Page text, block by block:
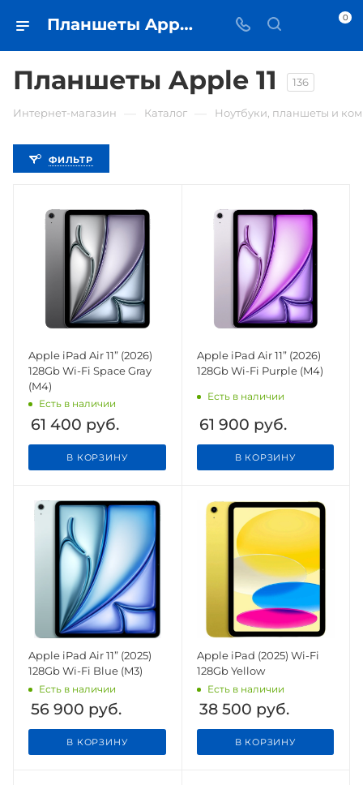
Планшеты Apple 11 - купить планшет в Самаре - iЧехол 0
Планшеты Apple 11 136
Интернет-магазин Каталог Ноутбуки, планшеты и
ФИЛЬТР
Apple iPad Air 11” (2026)
128Gb Wi-Fi Space Gray
(M4)
Есть в наличии
61 400 руб.
В КОРЗИНУ
Apple iPad Air 11” (2026)
128Gb Wi-Fi Purple (M4)
Есть в наличии
61 900 руб.
В КОРЗИНУ
Apple iPad Air 11” (2025)
128Gb Wi-Fi Blue (M3)
Есть в наличии
56 900 руб.
В КОРЗИНУ
Apple iPad (2025) Wi-Fi
128Gb Yellow
Есть в наличии
38 500 руб.
В КОРЗИНУ